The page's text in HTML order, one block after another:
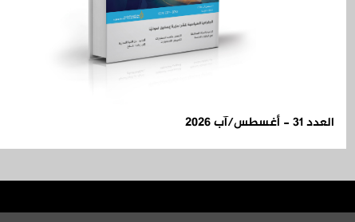
العدد 31 - أغسطس/آب 2026